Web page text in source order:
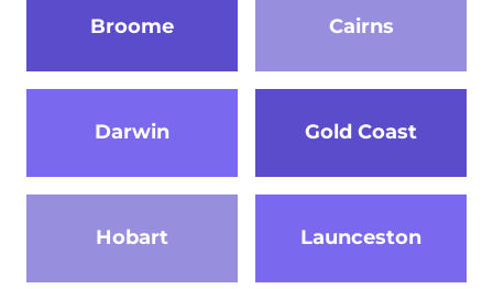
Broome Cairns
Darwin Gold Coast
Hobart Launceston